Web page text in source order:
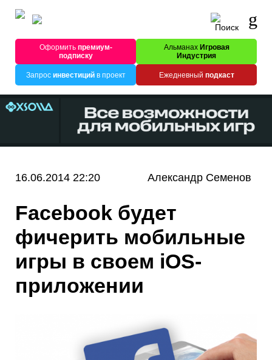
Оформитьпремиум-
подписку
Альманах Игровая
Индустрия
Запрос инвестицийв проект Ежедневный подкаст
16.06.2014 22:20 Александр Семенов
Facebook будет
фичерить мобильные
игры в своем iOS-
приложении